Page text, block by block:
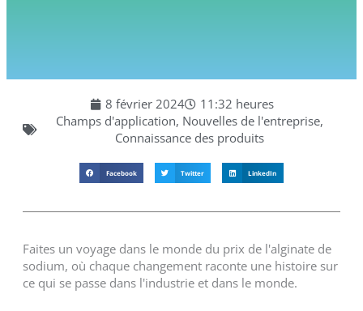
8 février 2024
11:32 heures
Champs d'application, Nouvelles de l'entreprise,
Connaissance des produits
Facebook Twitter LinkedIn
Faites un voyage dans le monde du prix de l'alginate de
sodium, où chaque changement raconte une histoire sur
ce qui se passe dans l'industrie et dans le monde.